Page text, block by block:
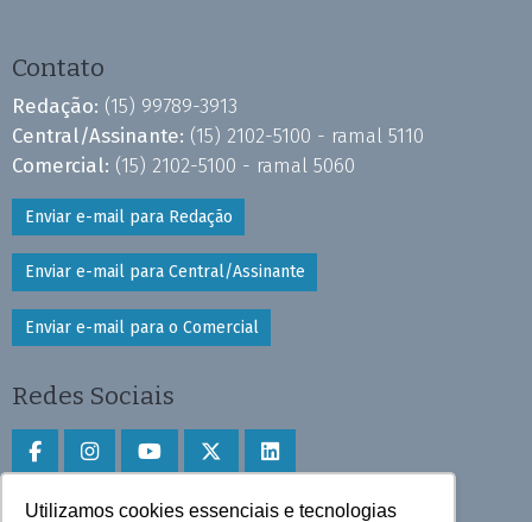
Utilizamos cookies essenciais e tecnologias
Contato
Redação: (15) 99789-3913
Central/Assinante: (15) 2102-5100 - ramal 5110
Comercial: (15) 2102-5100 - ramal 5060
Enviar e-mail para Redação
Enviar e-mail para Central/Assinante
Enviar e-mail para o Comercial
Redes Sociais